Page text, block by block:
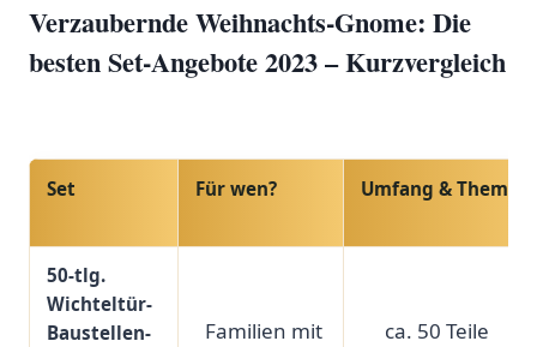
Verzaubernde Weihnachts-Gnome: Die
besten Set-Angebote 2023 – ‌Kurzvergleich
Set Für ​wen? Umfang & Thema
50-tlg.‍
Wichteltür-
Baustellen-
‍ ‍ ⁢Familien mit
​ ‌ ⁤ ‌ ​ ca. 50 Teile